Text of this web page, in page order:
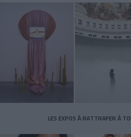
LES EXPOS À RATTRAPER À